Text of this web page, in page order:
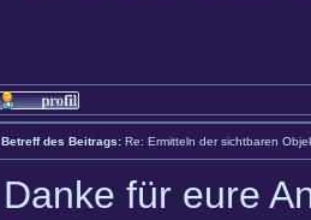
Betreff des Beitrags: Re: Ermitteln der sichtbaren
Danke für eure